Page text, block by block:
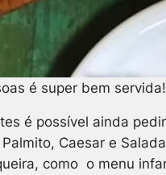
é super bem servida!
é possível ainda
Caesar e
como o menu